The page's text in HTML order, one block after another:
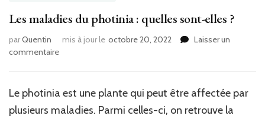
Les maladies du photinia : quelles sont-elles ?
parQuentin mis à jour le octobre 20, 2022
Laisser un
commentairesur
:
Le photinia est une plante qui peut être affectée par
plusieurs maladies. Parmi celles-ci, on retrouve la